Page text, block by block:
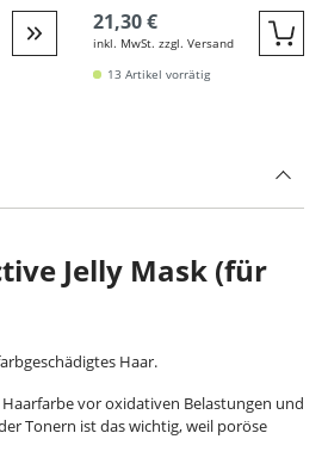
Weiter zur Detail
ml (Leave-in-Balayage-
Aftercare)
21,30 €
inkl. MwSt. zzgl. Versand
13 Artikel vorrätig
Jelly Mask (für
Haar.
vor oxidativen Belastungen und
Tonern ist das wichtig, weil poröse